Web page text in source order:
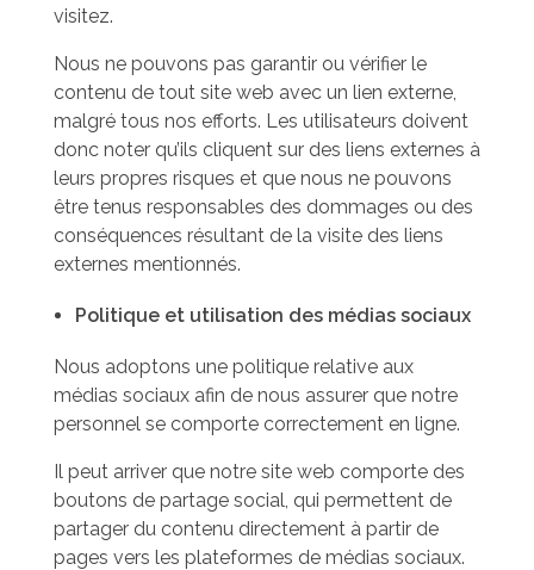
visitez.
Nous ne pouvons pas garantir ou vérifier le
contenu de tout site web avec un lien externe,
malgré tous nos efforts. Les utilisateurs doivent
donc noter qu’ils cliquent sur des liens externes à
leurs propres risques et que nous ne pouvons
être tenus responsables des dommages ou des
conséquences résultant de la visite des liens
externes mentionnés.
Politique et utilisation des médias sociaux
Nous adoptons une politique relative aux
médias sociaux afin de nous assurer que notre
personnel se comporte correctement en ligne.
Il peut arriver que notre site web comporte des
boutons de partage social, qui permettent de
partager du contenu directement à partir de
pages vers les plateformes de médias sociaux.